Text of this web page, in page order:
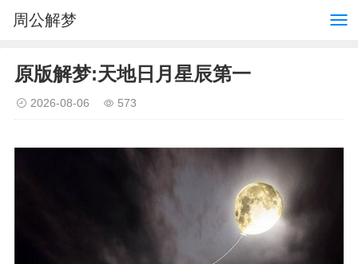
周公解梦
原版解梦:天地日月星辰第一
2026-08-06 573